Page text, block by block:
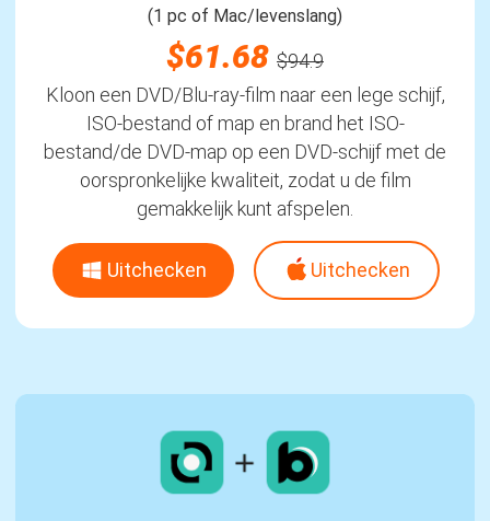
(1 pc of Mac/levenslang)
$61.68 $94.9
Kloon een DVD/Blu-ray-film naar een lege schijf,
ISO-bestand of map en brand het ISO-
bestand/de DVD-map op een DVD-schijf met de
oorspronkelijke kwaliteit, zodat u de film
gemakkelijk kunt afspelen.
Uitchecken Uitchecken